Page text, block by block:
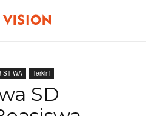
Terkini
SD